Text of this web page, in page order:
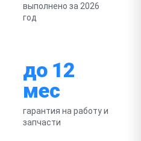
выполнено за 2026
год
до 12
мес
гарантия на работу и
запчасти